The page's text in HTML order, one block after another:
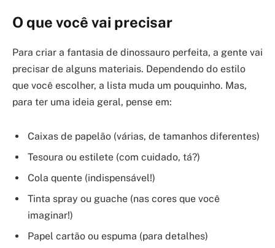
O que você vai precisar
Para criar a fantasia de dinossauro perfeita, a gente vai
precisar de alguns materiais. Dependendo do estilo
que você escolher, a lista muda um pouquinho. Mas,
para ter uma ideia geral, pense em:
Caixas de papelão (várias, de tamanhos diferentes)
Tesoura ou estilete (com cuidado, tá?)
Cola quente (indispensável!)
Tinta spray ou guache (nas cores que você
imaginar!)
Papel cartão ou espuma (para detalhes)